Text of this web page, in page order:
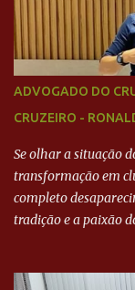
ADVOGADO DO
CRUZEIRO -
Se olhar a situação
transformação em
completo
tradição e a paixão
feito imediatamente